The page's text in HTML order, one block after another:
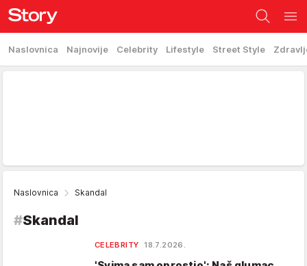
Naslovnica Najnovije Celebrity Lifestyle Street Style
Naslovnica Skandal
#Skandal
CELEBRITY 18.7.2026.